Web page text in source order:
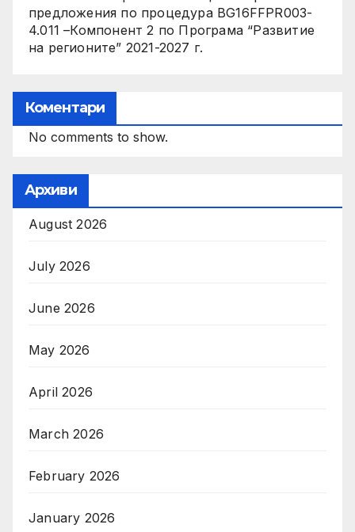
предложения по процедура BG16FFPR003-
4.011 –Компонент 2 по Програма “Развитие
на регионите” 2021-2027 г.
Коментари
No comments to show.
Архиви
August 2026
July 2026
June 2026
May 2026
April 2026
March 2026
February 2026
January 2026